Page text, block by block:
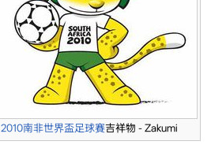
2010南非世界盃足球賽吉祥物 - Zakumi